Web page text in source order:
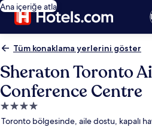
Ana içeriğe atla
Tüm konaklama yerlerini göster
Sheraton Toronto
Conference Centre
4.0
yıldızlı
Toronto bölgesinde, aile dostu, kapalı